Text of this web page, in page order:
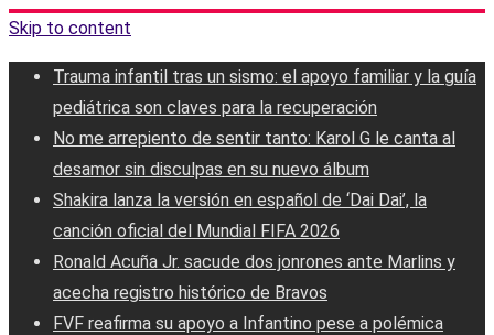
Skip to content
Trauma infantil tras un sismo: el apoyo familiar y la guía
pediátrica son claves para la recuperación
No me arrepiento de sentir tanto: Karol G le canta al
desamor sin disculpas en su nuevo álbum
Shakira lanza la versión en español de ‘Dai Dai’, la
canción oficial del Mundial FIFA 2026
Ronald Acuña Jr. sacude dos jonrones ante Marlins y
acecha registro histórico de Bravos
FVF reafirma su apoyo a Infantino pese a polémica